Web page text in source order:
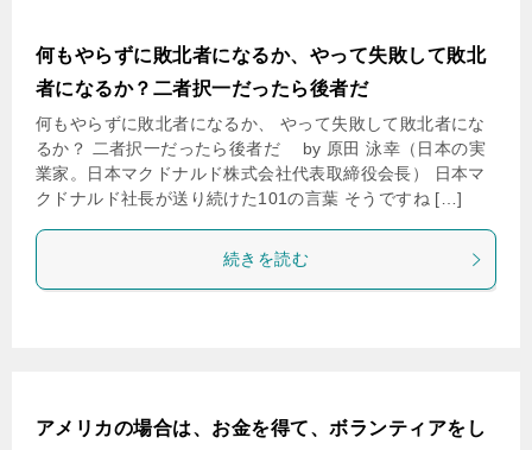
何もやらずに敗北者になるか、やって失敗して敗北
者になるか？二者択一だったら後者だ
何もやらずに敗北者になるか、 やって失敗して敗北者にな
るか？ 二者択一だったら後者だ by 原田 泳幸（日本の実
業家。日本マクドナルド株式会社代表取締役会長） 日本マ
クドナルド社長が送り続けた101の言葉 そうですね […]
続きを読む
アメリカの場合は、お金を得て、ボランティアをし